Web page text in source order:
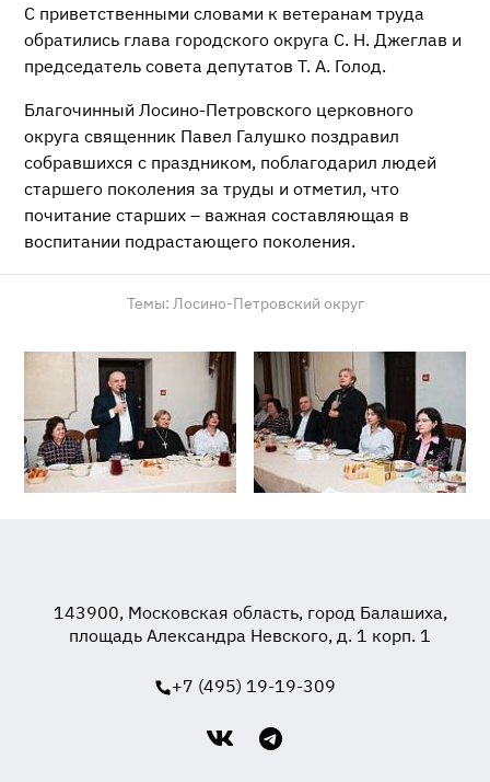
С приветственными словами к ветеранам труда
обратились глава городского округа С. Н. Джеглав и
председатель совета депутатов Т. А. Голод.
Благочинный Лосино-Петровского церковного
округа священник Павел Галушко поздравил
собравшихся с праздником, поблагодарил людей
старшего поколения за труды и отметил, что
почитание старших – важная составляющая в
воспитании подрастающего поколения.
Темы: Лосино-Петровский округ
143900, Московская область, город Балашиха,
площадь Александра Невского, д. 1 корп. 1
+7 (495) 19-19-309